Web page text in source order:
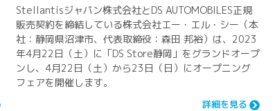
Stellantisジャパン株式会社とDS AUTOMOBILES正規
販売契約を締結している株式会社エー・エル・シー（本
社：静岡県沼津市、代表取締役：森田 邦裕）は、2023
年4⽉22⽇（土）に「DS Store静岡」をグランドオープ
ンし、4月22日（土）から23日（日）にオープニング
フェアを開催します。
詳細を見る